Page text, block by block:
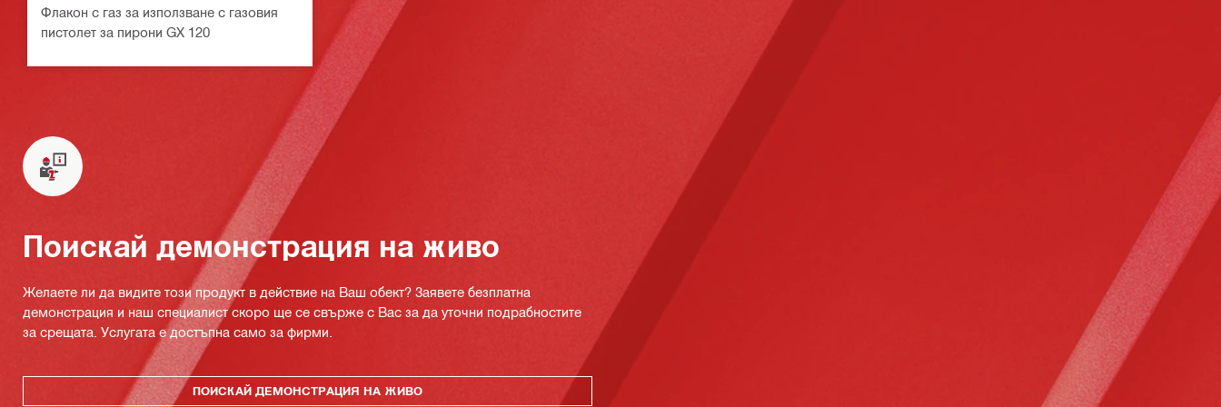
Флакон с газ за използване с газовия
пистолет за пирони GX 120
Поискай демонстрация на живо
Желаете ли да видите този продукт в действие на Ваш обект? Заявете безплатна
демонстрация и наш специалист скоро ще се свърже с Вас за да уточни подрабностите
за срещата. Услугата е достъпна само за фирми.
ПОИСКАЙ ДЕМОНСТРАЦИЯ НА ЖИВО